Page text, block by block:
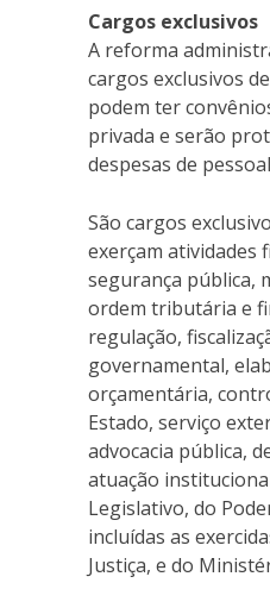
Cargos exclusivos
A reforma
cargos exclusivos
podem ter
privada e serão
despesas de
São cargos
exerçam atividades
segurança pública,
ordem tributária e
regulação,
governamental,
orçamentária,
Estado, serviço
advocacia pública,
atuação
Legislativo, do
incluídas as
Justiça, e do